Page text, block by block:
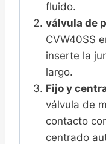
fluido.
válvula de
CVW40SS
inserte la
largo.
Fijo y
válvula de
contacto
centrado